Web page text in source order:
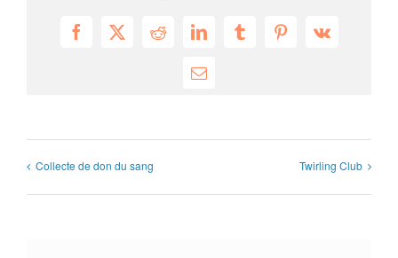
Facebook
X RedditLinkedInTumblrPinterest
Vk
Email
Collecte de don du sang Twirling Club